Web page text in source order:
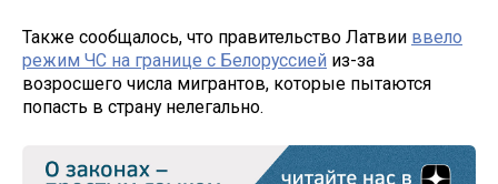
Также сообщалось, что правительство Латвии ввело
режим ЧС на границе с Белоруссией из-за
возросшего числа мигрантов, которые пытаются
попасть в страну нелегально.